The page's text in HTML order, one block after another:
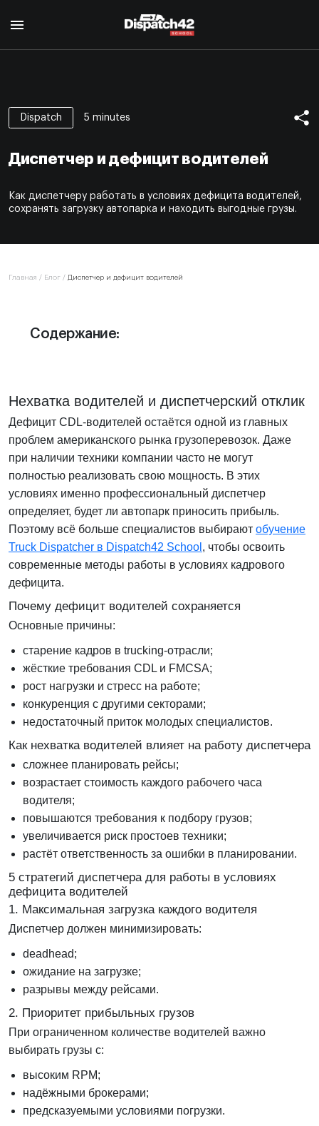
Курс диспетчера
Программа курса
Сертификат
О профессии
Программа курса
Авторы
Отзывы
EN
Отдел продаж:
Dispatch 5 minutes
Диспетчер и дефицит водителей
Как диспетчеру работать в условиях дефицита водителей,
сохранять загрузку автопарка и находить выгодные грузы.
Главная / Блог / Диспетчер и дефицит водителей
Содержание:
Нехватка водителей и диспетчерский отклик
Дефицит CDL-водителей остаётся одной из главных
проблем американского рынка грузоперевозок. Даже
при наличии техники компании часто не могут
полностью реализовать свою мощность. В этих
условиях именно профессиональный диспетчер
определяет, будет ли автопарк приносить прибыль.
Поэтому всё больше специалистов выбирают обучение
Truck Dispatcher в Dispatch42 School , чтобы освоить
современные методы работы в условиях кадрового
дефицита.
Почему дефицит водителей сохраняется
Основные причины:
старение кадров в trucking-отрасли;
жёсткие требования CDL и FMCSA;
рост нагрузки и стресс на работе;
конкуренция с другими секторами;
недостаточный приток молодых специалистов.
Как нехватка водителей влияет на работу диспетчера
сложнее планировать рейсы;
возрастает стоимость каждого рабочего часа
водителя;
повышаются требования к подбору грузов;
увеличивается риск простоев техники;
растёт ответственность за ошибки в планировании.
5 стратегий диспетчера для работы в условиях
дефицита водителей
1. Максимальная загрузка каждого водителя
Диспетчер должен минимизировать:
deadhead;
ожидание на загрузке;
разрывы между рейсами.
2. Приоритет прибыльных грузов
При ограниченном количестве водителей важно
выбирать грузы с:
высоким RPM;
надёжными брокерами;
предсказуемыми условиями погрузки.